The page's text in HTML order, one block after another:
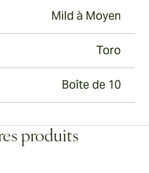
Mild à Moyen
Toro
Boîte de 10
produits